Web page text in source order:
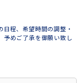
程、希望時間の調整・
予めご了承を御願い致し